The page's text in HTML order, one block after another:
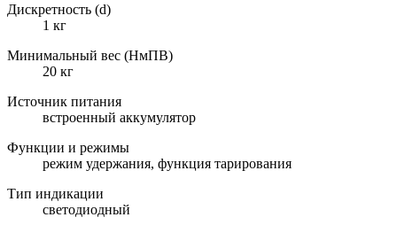
Дискретность (d)
1 кг
Минимальный вес (НмПВ)
20 кг
Источник питания
встроенный аккумулятор
Функции и режимы
режим удержания, функция тарирования
Тип индикации
светодиодный